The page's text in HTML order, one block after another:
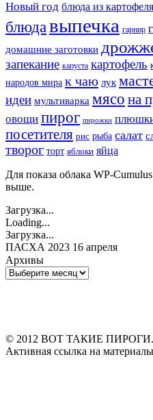
Новый год блюда из картофеля
блюдавыпечка гарнир
домашние заготовки
запекание капуста картофель
народов мира к чаю лук
идеи мультиварка мясо на
овощи пирог пирожки
посетителя рис рыба салат
творог торт яблоки яйца
Для показа облака WP-
выше.
Загрузка...
Loading...
Загрузка...
ПАСХА 2023 16 апреля
Архивы
Архивы
© 2012 ВОТ ТАКИЕ ПИРОГИ.
Активная ссылка на материалы